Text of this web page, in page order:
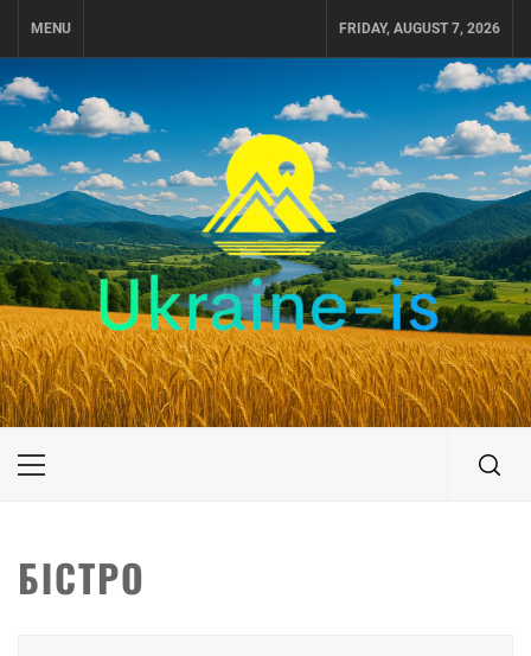
MENU FRIDAY, AUGUST 7, 2026
UKRAINE-IS
ПОДОРОЖI ПО УКРАЇНІ
Primary
БІСТРО